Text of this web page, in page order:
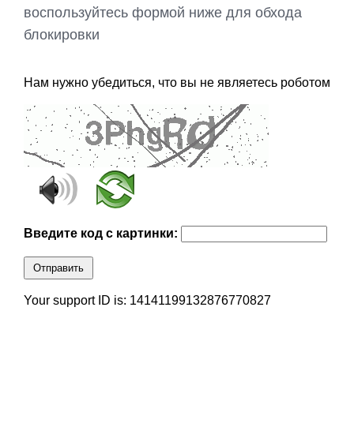
воспользуйтесь формой ниже для обхода
блокировки
Нам нужно убедиться, что вы не являетесь роботом
Введите код с картинки:
Отправить
Your support ID is: 14141199132876770827